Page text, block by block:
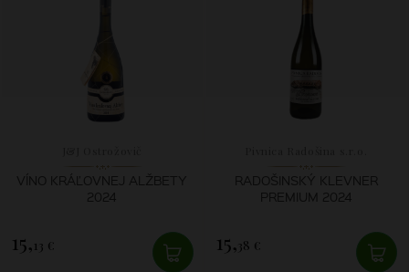
VÍNO KRÁĽOVNEJ ALŽBETY
2024
15, 13 €
RADOŠINSKÝ KLEVNER
PREMIUM 2024
15, 38 €